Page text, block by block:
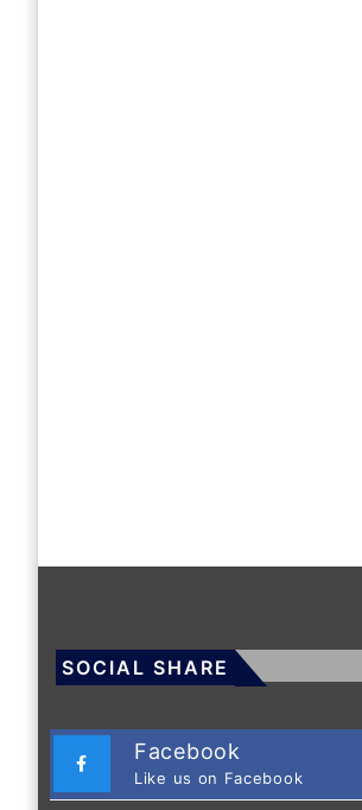
SOCIAL SHARE
Facebook
Like us on Facebook